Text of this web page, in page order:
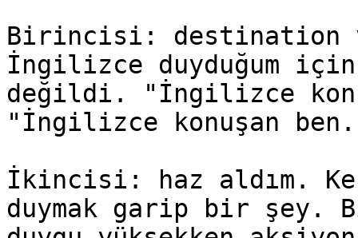
Birincisi: destination
İngilizce duyduğum
değildi. "İngilizce
"İngilizce konuşan
İkincisi: haz aldım.
duymak garip bir şey.